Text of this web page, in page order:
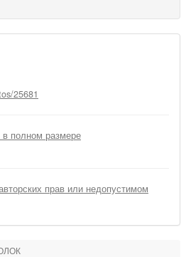
25681
полном размере
прав или недопустимом